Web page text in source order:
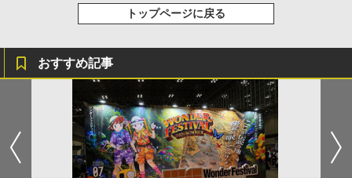
トップページに戻る
おすすめ記事